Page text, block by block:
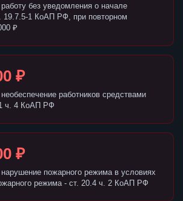
без уведомления о начале
19.7.5-1 КоАП РФ, при повторном
₽
₽
работников средствами
ч. 4 КоАП РФ
₽
пожарного режима в условиях
режима - ст. 20.4 ч. 2 КоАП РФ